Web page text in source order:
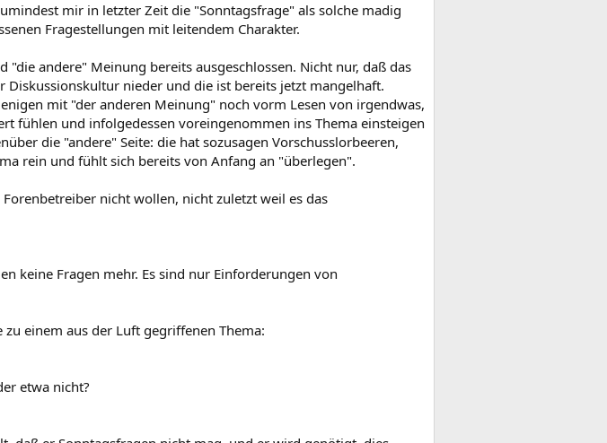
mir in letzter Zeit die "Sonntagsfrage" als solche madig
Fragestellungen mit leitendem Charakter.
andere" Meinung bereits ausgeschlossen. Nicht nur, daß das
Diskussionskultur nieder und die ist bereits jetzt mangelhaft.
mit "der anderen Meinung" noch vorm Lesen von irgendwas,
fühlen und infolgedessen voreingenommen ins Thema einsteigen
die "andere" Seite: die hat sozusagen Vorschusslorbeeren,
rein und fühlt sich bereits von Anfang an "überlegen".
nicht wollen, nicht zuletzt weil es das
keine Fragen mehr. Es sind nur Einforderungen von
einem aus der Luft gegriffenen Thema:
etwa nicht?